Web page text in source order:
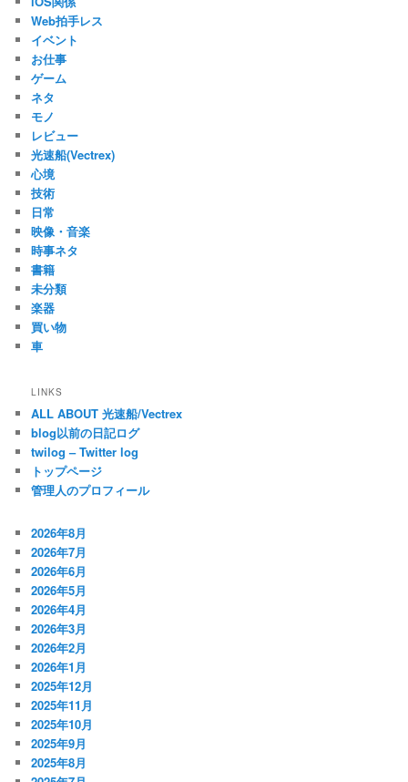
Web拍手レス
イベント
お仕事
ゲーム
ネタ
モノ
レビュー
光速船(Vectrex)
心境
技術
日常
映像・音楽
時事ネタ
書籍
未分類
楽器
買い物
車
LINKS
ALL ABOUT 光速船/Vectrex
blog以前の日記ログ
twilog – Twitter log
トップページ
管理人のプロフィール
2026年8月
2026年7月
2026年6月
2026年5月
2026年4月
2026年3月
2026年2月
2026年1月
2025年12月
2025年11月
2025年10月
2025年9月
2025年8月